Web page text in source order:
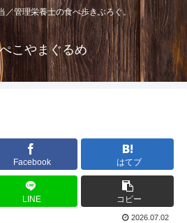
／管理栄養士の食べ歩きぶろぐ。
こやまぐるめ
Facebook はてブ
LINE コピー
2026.07.02